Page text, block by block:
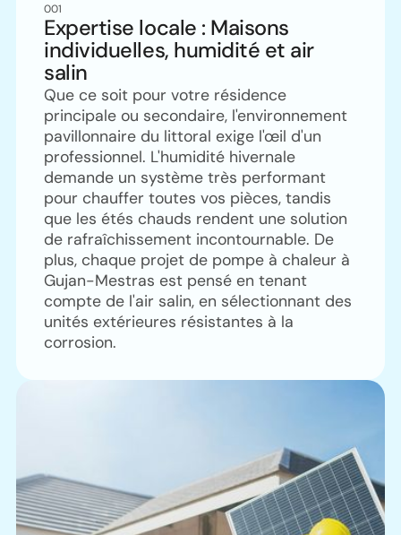
001
Expertise locale : Maisons
individuelles, humidité et air
salin
Que ce soit pour votre résidence
principale ou secondaire, l'environnement
pavillonnaire du littoral exige l'œil d'un
professionnel. L'humidité hivernale
demande un système très performant
pour chauffer toutes vos pièces, tandis
que les étés chauds rendent une solution
de rafraîchissement incontournable. De
plus, chaque projet de pompe à chaleur à
Gujan-Mestras est pensé en tenant
compte de l'air salin, en sélectionnant des
unités extérieures résistantes à la
corrosion.